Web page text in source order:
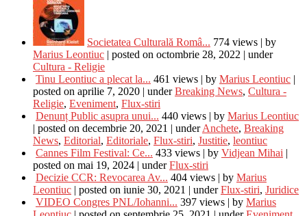
Societatea Culturală Româ... 774 views | by
Marius Leontiuc | posted on octombrie 28, 2022 | under
Cultura - Religie
Tinu Leontiuc a plecat la... 461 views | by Marius Leontiuc |
posted on aprilie 7, 2020 | underBreaking News, Cultura -
Religie, Eveniment, Flux-stiri
Denunț Public asupra unui... 440 views | by Marius Leontiuc
| posted on decembrie 20, 2021 | underAnchete, Breaking
News, Editorial, Editoriale, Flux-stiri, Justitie, leontiuc
Cannes Film Festival: Ce... 433 views | by Vidjean Mihai |
posted on mai 19, 2024 | underFlux-stiri
Decizie CCR: Revocarea Av... 404 views | by Marius
Leontiuc | posted on iunie 30, 2021 | underFlux-stiri, Juridice
VIDEO Congres PNL/Iohanni... 397 views | by Marius